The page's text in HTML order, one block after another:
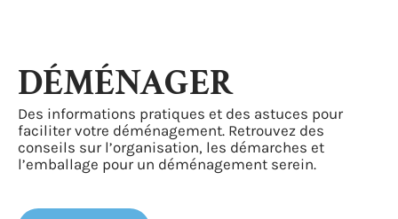
DÉMÉNAGER
Des informations pratiques et des astuces pour
faciliter votre déménagement. Retrouvez des
conseils sur l’organisation, les démarches et
l’emballage pour un déménagement serein.